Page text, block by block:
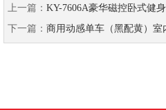
上一篇： KY-7606A豪华磁控卧式健
下一篇： 商用动感单车（黑配黄）室